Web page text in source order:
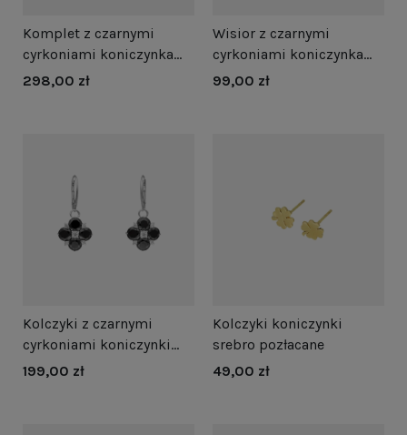
cyrkoniami, a także gładkie naszyjniki celebrytki z
cyrkoniami ze srebra rodowanego i pozłacanego. Wybierz
delikatną biżuterię z symbolem koniczynki i zaufaj, że
Komplet z czarnymi
cyrkoniami koniczynka
srebro
298,00 zł
Wisior z czarnymi
cyrkoniami koniczynka
srebro
99,00 zł
Kolczyki z czarnymi
cyrkoniami koniczynki
srebro
199,00 zł
Kolczyki koniczynki
srebro pozłacane
49,00 zł